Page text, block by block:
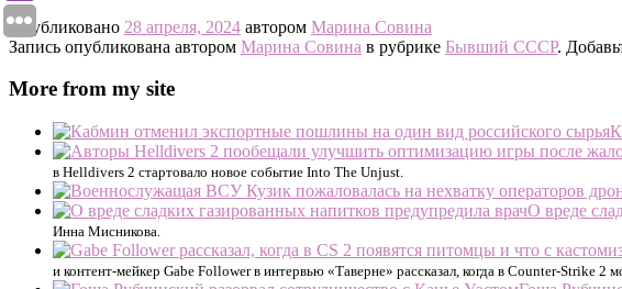
Опубликовано 28 апреля, 2024 автором Марина Совина
Запись опубликована автором Марина Совина в рубрике Бывший СССР.
More from my site
в Helldivers 2 стартовало новое событие Into The Unjust.
О вреде
Инна Мисникова.
и контент-мейкер Gabe Follower в интервью «Таверне» рассказал, когда в Counter-Strike